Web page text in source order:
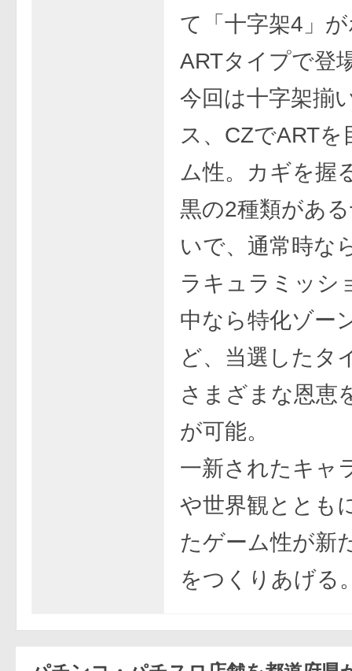
て「十字架4」
ARTタイプで登
今回は十字架揃
ス、CZでARTを
ム性。カギを握
黒の2種類があ
いで、通常時な
ラキュラミッシ
中なら特化ゾー
ど、当選したタ
さまざまな恩恵
が可能。
一新されたキャ
や世界観ととも
たゲーム性が新
をつくりあげる